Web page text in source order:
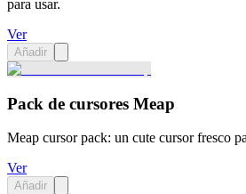
para usar.
Ver
Añadir
Pack de cursores Meap
Meap cursor pack: un cute cursor fresco
Ver
Añadir